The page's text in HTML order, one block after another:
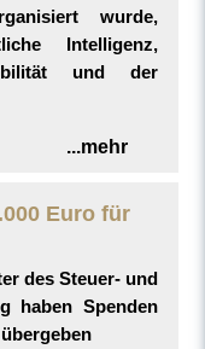
wurde,
Intelligenz,
und der
...mehr
Euro für
des Steuer- und
haben Spenden